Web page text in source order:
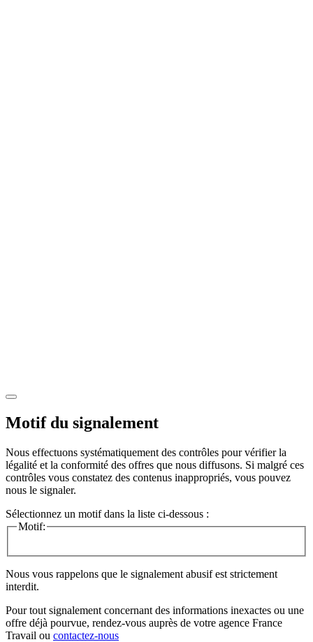
Motif du signalement
Nous effectuons systématiquement des contrôles pour vérifier la
légalité et la conformité des offres que nous diffusons. Si malgré ces
contrôles vous constatez des contenus inappropriés, vous pouvez
nous le signaler.
Sélectionnez un motif dans la liste ci-dessous :
Motif:
Nous vous rappelons que le signalement abusif est strictement
interdit.
Pour tout signalement concernant des informations inexactes ou une
offre déjà pourvue, rendez-vous auprès de votre agence France
Travail ou contactez-nous